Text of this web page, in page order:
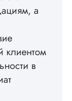
а
клиентом
в